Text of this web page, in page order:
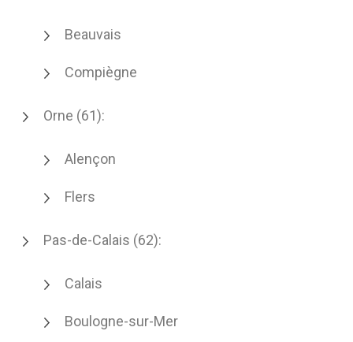
Beauvais
Compiègne
Orne (61):
Alençon
Flers
Pas-de-Calais (62):
Calais
Boulogne-sur-Mer